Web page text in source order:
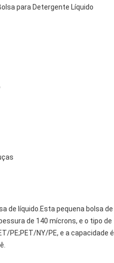
para Detergente Líquido
de líquido.Esta pequena bolsa de
de 140 mícrons, e o tipo de
PE;PET/NY/PE, e a capacidade é